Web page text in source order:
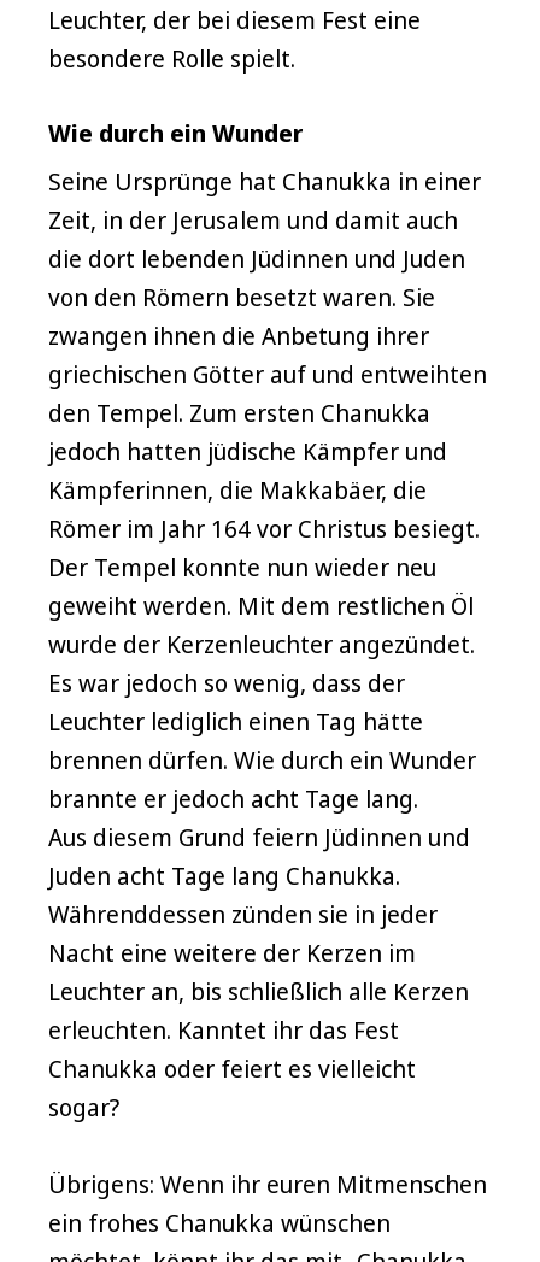
Leuchter, der bei diesem Fest eine
besondere Rolle spielt.
Wie durch ein Wunder
Seine Ursprünge hat Chanukka in einer
Zeit, in der Jerusalem und damit auch
die dort lebenden Jüdinnen und Juden
von den Römern besetzt waren. Sie
zwangen ihnen die Anbetung ihrer
griechischen Götter auf und entweihten
den Tempel. Zum ersten Chanukka
jedoch hatten jüdische Kämpfer und
Kämpferinnen, die Makkabäer, die
Römer im Jahr 164 vor Christus besiegt.
Der Tempel konnte nun wieder neu
geweiht werden. Mit dem restlichen Öl
wurde der Kerzenleuchter angezündet.
Es war jedoch so wenig, dass der
Leuchter lediglich einen Tag hätte
brennen dürfen. Wie durch ein Wunder
brannte er jedoch acht Tage lang.
Aus diesem Grund feiern Jüdinnen und
Juden acht Tage lang Chanukka.
Währenddessen zünden sie in jeder
Nacht eine weitere der Kerzen im
Leuchter an, bis schließlich alle Kerzen
erleuchten. Kanntet ihr das Fest
Chanukka oder feiert es vielleicht
sogar?
Übrigens: Wenn ihr euren Mitmenschen
ein frohes Chanukka wünschen